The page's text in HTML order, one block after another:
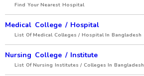
Find Your Nearest Hospital
Medical College / Hospital
List Of Medical Colleges / Hospital In Bangladesh
Nursing College / Institute
List Of Nursing Institutes / Colleges In Bangladesh